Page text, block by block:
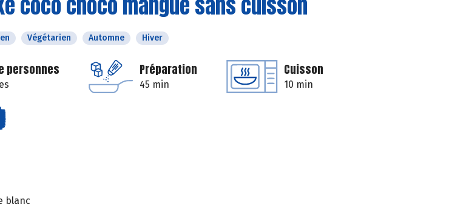
Végétarien Automne Hiver
personnes Préparation
45 min
Cuisson
10 min
blanc